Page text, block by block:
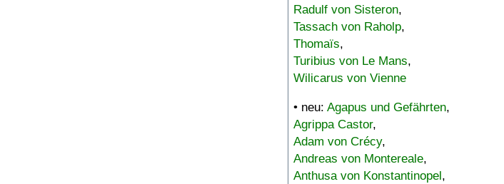
Radulf von Sisteron,
Tassach von Raholp,
Thomaïs,
Turibius von Le Mans,
Wilicarus von Vienne
• neu: Agapus und Gefährten,
Agrippa Castor,
Adam von Crécy,
Andreas von Montereale,
Anthusa von Konstantinopel,